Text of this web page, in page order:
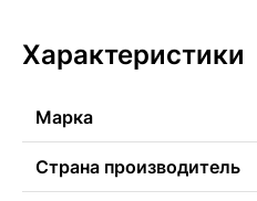
Характеристики
Марка
Страна производитель